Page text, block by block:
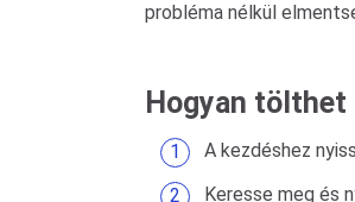
probléma nélkül
Hogyan
A kezdéshez
Keresse meg és